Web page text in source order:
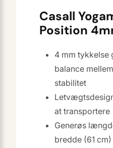
Casall
Position
4 mm tykkelse
balance
stabilitet
at transportere
Generøs
bredde (61